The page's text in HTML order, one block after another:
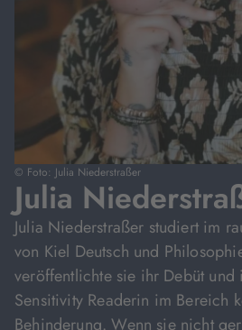
© Foto: Julia Niederstraßer
Julia
Julia Niederstraßer studiert im
von Kiel Deutsch und
veröffentlichte sie ihr Debüt und
Sensitivity Readerin im Bereich
Behinderung. Wenn sie nicht